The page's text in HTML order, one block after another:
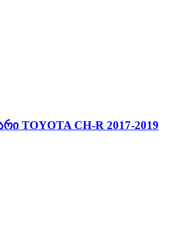
TOYOTA CH-R 2017-2019